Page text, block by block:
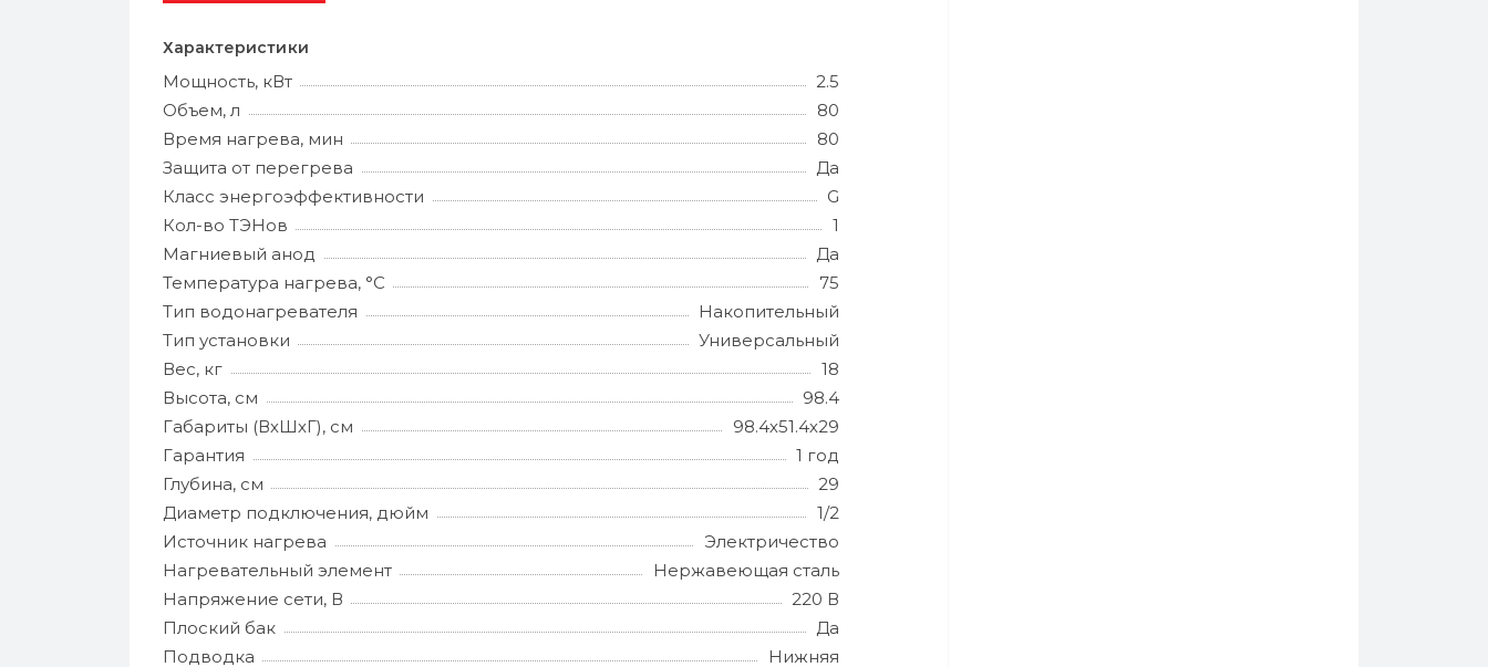
Характеристики
Мощность, кВт
2.5
Объем, л
80
Время нагрева, мин
80
Защита от перегрева
Да
Класс энергоэффективности
G
Кол-во ТЭНов
1
Магниевый анод
Да
Температура нагрева, °С
75
Тип водонагревателя
Накопительный
Тип установки
Универсальный
Вес, кг
18
Высота, см
98.4
Габариты (ВхШхГ), см
98.4х51.4х29
Гарантия
1 год
Глубина, см
29
Диаметр подключения, дюйм
1/2
Источник нагрева
Электричество
Нагревательный элемент
Нержавеющая сталь
Напряжение сети, В
220 В
Плоский бак
Да
Подводка
Нижняя